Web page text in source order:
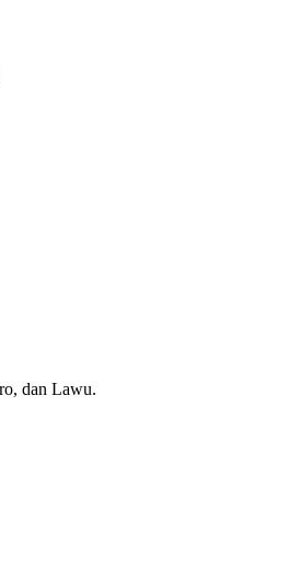
dan Lawu.